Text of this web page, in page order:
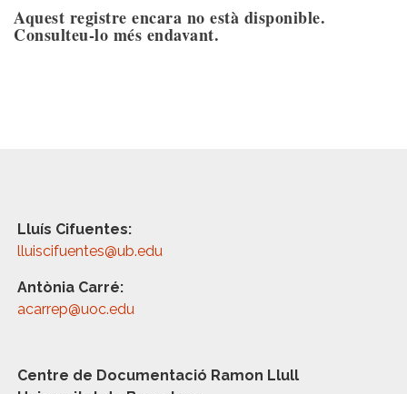
Aquest registre encara no està disponible.
Consulteu-lo més endavant.
Lluís Cifuentes:
lluiscifuentes@ub.edu
Antònia Carré:
acarrep@uoc.edu
Centre de Documentació Ramon Llull